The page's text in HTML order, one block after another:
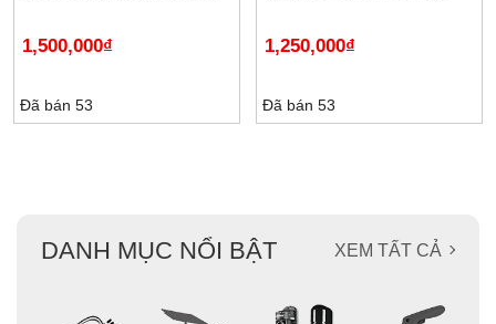
1,500,000₫
Đã bán 53
1,250,000₫
Đã bán 53
DANH MỤC NỔI BẬT XEM TẤT CẢ